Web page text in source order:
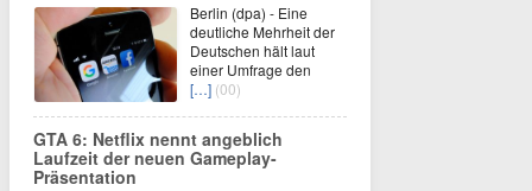
Berlin (dpa) - Eine
deutliche Mehrheit der
Deutschen hält laut
einer Umfrage den
[…] (00)
GTA 6: Netflix nennt angeblich
Laufzeit der neuen Gameplay-
Präsentation